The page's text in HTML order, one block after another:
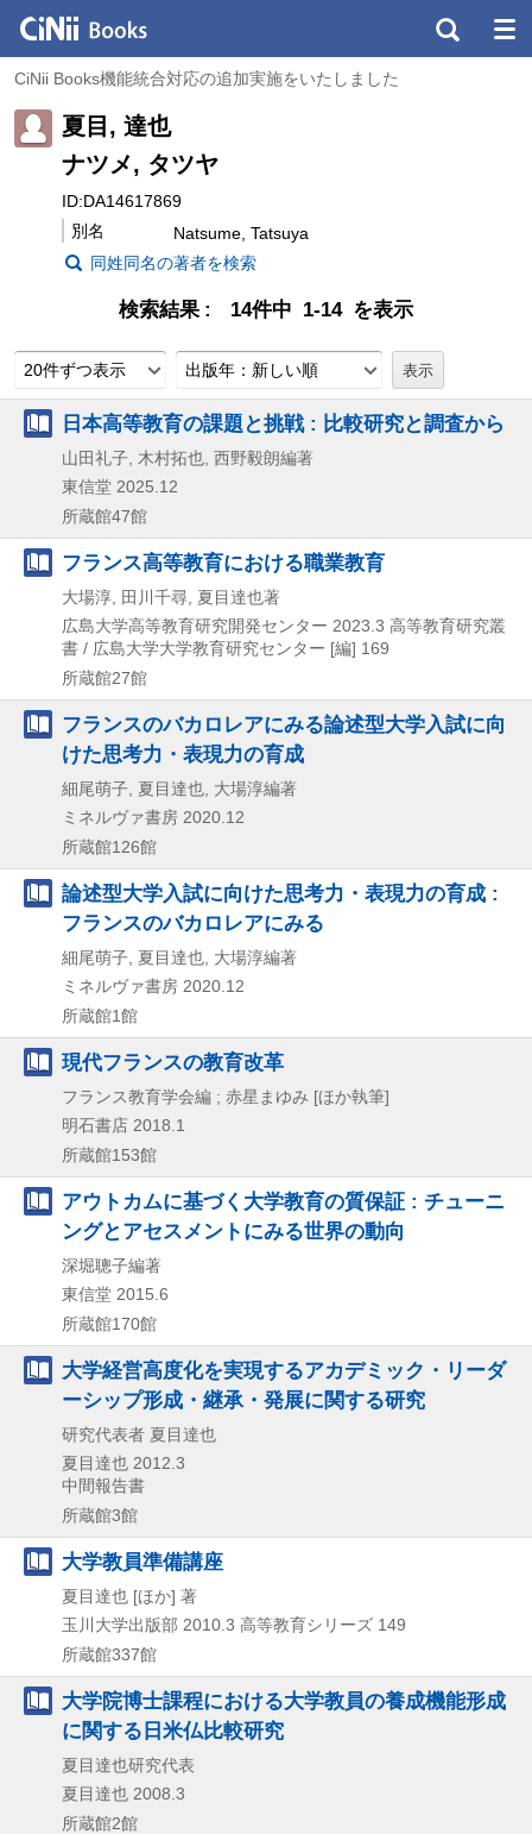
CiNii Books機能統合対応の追加実施をいたしました
夏目, 達也
ナツメ, タツヤ
ID:DA14617869
別名
Natsume, Tatsuya
同姓同名の著者を検索
検索結果 14件中 1-14 を表示
20件ずつ表示 出版年：新しい順
日本高等教育の課題と挑戦 : 比較研究と調査から
山田礼子, 木村拓也, 西野毅朗編著
東信堂 2025.12
所蔵館47館
フランス高等教育における職業教育
大場淳, 田川千尋, 夏目達也著
広島大学高等教育研究開発センター 2023.3 高等教育研究叢
書 / 広島大学大学教育研究センター [編] 169
所蔵館27館
フランスのバカロレアにみる論述型大学入試に向
けた思考力・表現力の育成
細尾萌子, 夏目達也, 大場淳編著
ミネルヴァ書房 2020.12
所蔵館126館
論述型大学入試に向けた思考力・表現力の育成 :
フランスのバカロレアにみる
細尾萌子, 夏目達也, 大場淳編著
ミネルヴァ書房 2020.12
所蔵館1館
現代フランスの教育改革
フランス教育学会編 ; 赤星まゆみ [ほか執筆]
明石書店 2018.1
所蔵館153館
アウトカムに基づく大学教育の質保証 : チューニ
ングとアセスメントにみる世界の動向
深堀聰子編著
東信堂 2015.6
所蔵館170館
大学経営高度化を実現するアカデミック・リーダ
ーシップ形成・継承・発展に関する研究
研究代表者 夏目達也
夏目達也 2012.3
中間報告書
所蔵館3館
大学教員準備講座
夏目達也 [ほか] 著
玉川大学出版部 2010.3 高等教育シリーズ 149
所蔵館337館
大学院博士課程における大学教員の養成機能形成
に関する日米仏比較研究
夏目達也研究代表
夏目達也 2008.3
所蔵館2館